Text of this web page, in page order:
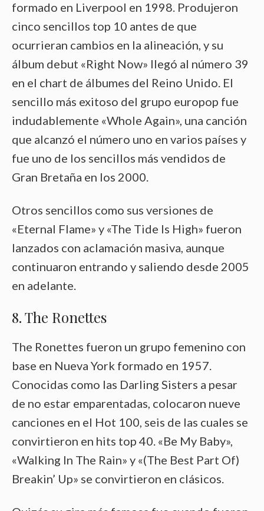
formado en Liverpool en 1998. Produjeron
cinco sencillos top 10 antes de que
ocurrieran cambios en la alineación, y su
álbum debut «Right Now» llegó al número 39
en el chart de álbumes del Reino Unido. El
sencillo más exitoso del grupo europop fue
indudablemente «Whole Again», una canción
que alcanzó el número uno en varios países y
fue uno de los sencillos más vendidos de
Gran Bretaña en los 2000.
Otros sencillos como sus versiones de
«Eternal Flame» y «The Tide Is High» fueron
lanzados con aclamación masiva, aunque
continuaron entrando y saliendo desde 2005
en adelante.
8. The Ronettes
The Ronettes fueron un grupo femenino con
base en Nueva York formado en 1957.
Conocidas como las Darling Sisters a pesar
de no estar emparentadas, colocaron nueve
canciones en el Hot 100, seis de las cuales se
convirtieron en hits top 40. «Be My Baby»,
«Walking In The Rain» y «(The Best Part Of)
Breakin’ Up» se convirtieron en clásicos.